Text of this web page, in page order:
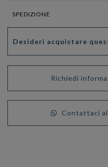
SPEDIZIONE
Desideri acquistare
Richiedi
Contattaci